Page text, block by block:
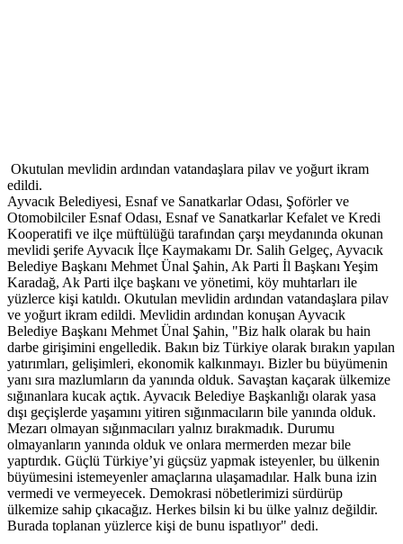
Okutulan mevlidin ardından vatandaşlara pilav ve yoğurt ikram
edildi.
Ayvacık Belediyesi, Esnaf ve Sanatkarlar Odası, Şoförler ve
Otomobilciler Esnaf Odası, Esnaf ve Sanatkarlar Kefalet ve Kredi
Kooperatifi ve ilçe müftülüğü tarafından çarşı meydanında okunan
mevlidi şerife Ayvacık İlçe Kaymakamı Dr. Salih Gelgeç, Ayvacık
Belediye Başkanı Mehmet Ünal Şahin, Ak Parti İl Başkanı Yeşim
Karadağ, Ak Parti ilçe başkanı ve yönetimi, köy muhtarları ile
yüzlerce kişi katıldı. Okutulan mevlidin ardından vatandaşlara pilav
ve yoğurt ikram edildi. Mevlidin ardından konuşan Ayvacık
Belediye Başkanı Mehmet Ünal Şahin, "Biz halk olarak bu hain
darbe girişimini engelledik. Bakın biz Türkiye olarak bırakın yapılan
yatırımları, gelişimleri, ekonomik kalkınmayı. Bizler bu büyümenin
yanı sıra mazlumların da yanında olduk. Savaştan kaçarak ülkemize
sığınanlara kucak açtık. Ayvacık Belediye Başkanlığı olarak yasa
dışı geçişlerde yaşamını yitiren sığınmacıların bile yanında olduk.
Mezarı olmayan sığınmacıları yalnız bırakmadık. Durumu
olmayanların yanında olduk ve onlara mermerden mezar bile
yaptırdık. Güçlü Türkiye’yi güçsüz yapmak isteyenler, bu ülkenin
büyümesini istemeyenler amaçlarına ulaşamadılar. Halk buna izin
vermedi ve vermeyecek. Demokrasi nöbetlerimizi sürdürüp
ülkemize sahip çıkacağız. Herkes bilsin ki bu ülke yalnız değildir.
Burada toplanan yüzlerce kişi de bunu ispatlıyor" dedi.